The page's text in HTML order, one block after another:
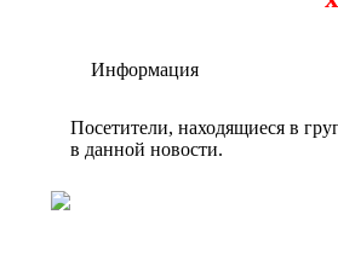
Информация
Посетители, находящиеся в
в данной новости.